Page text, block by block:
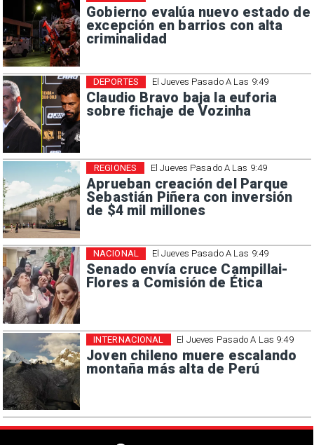
Gobierno evalúa nuevo estado de
excepción en barrios con alta
criminalidad
El Jueves Pasado A Las 9:49
Claudio Bravo baja la euforia
sobre fichaje de Vozinha
DEPORTES
El Jueves Pasado A Las 9:49
Aprueban creación del Parque
Sebastián Piñera con inversión
de $4 mil millones
REGIONES
El Jueves Pasado A Las 9:49
Senado envía cruce Campillai-
Flores a Comisión de Ética
NACIONAL
El Jueves Pasado A Las 9:49
Joven chileno muere escalando
montaña más alta de Perú
INTERNACIONAL